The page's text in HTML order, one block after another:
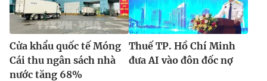
Cửa khẩu quốc tế Móng
Cái thu ngân sách nhà
nước tăng 68%
Thuế TP. Hồ Chí Minh
đưa AI vào đôn đốc nợ